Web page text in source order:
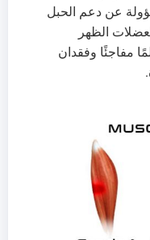
عن دعم الحبل
الظهر
مفاجئًا وفقدان